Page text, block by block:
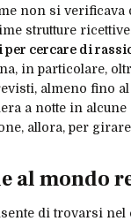
non si verificava
strutture
cercare di
in particolare,
almeno fino
a notte in alcune
allora, per
al mondo
di trovarsi nel